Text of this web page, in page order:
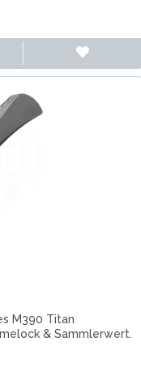
M390 Titan
& Sammlerwert.